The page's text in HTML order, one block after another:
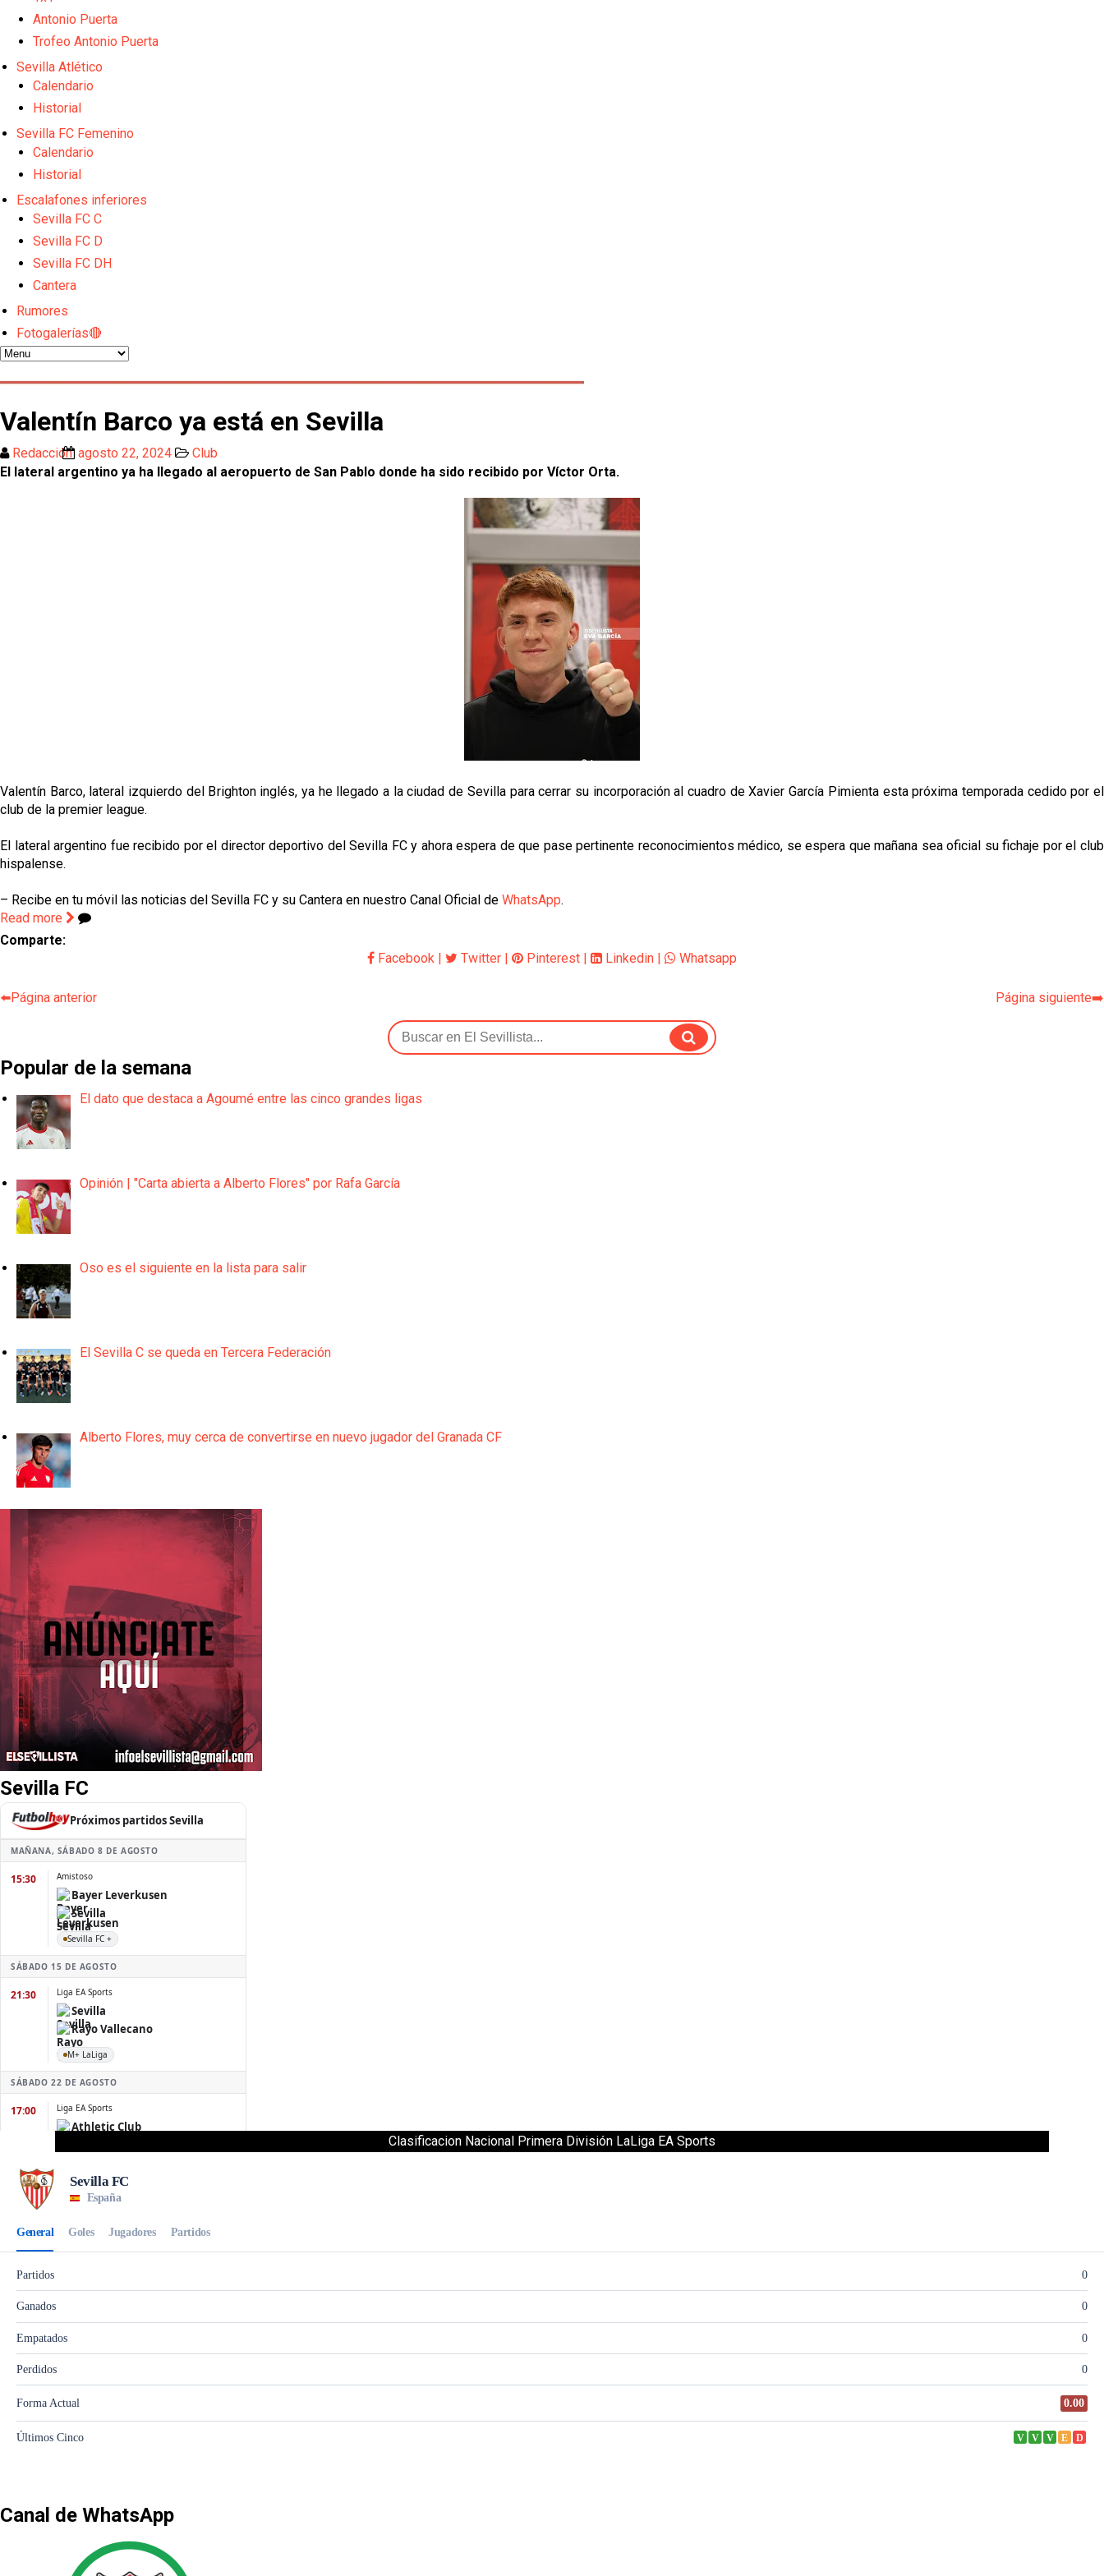
Vargas y Sow se incorporan al grupo en la sesión del martes
Patrick Mercado no jugará en el Sevilla FC
Nico Guillén:"Es importante que el equipo sea una familia y se refleje en el campo"
Antonio Puerta
Trofeo Antonio Puerta
Sevilla Atlético
Calendario
Historial
Sevilla FC Femenino
Calendario
Historial
Escalafones inferiores
Sevilla FC C
Sevilla FC D
Sevilla FC DH
Cantera
Rumores
Fotogalerías🔴
Valentín Barco ya está en Sevilla
Redacción agosto 22, 2024
Club
El lateral argentino ya ha llegado al aeropuerto de San Pablo donde ha sido recibido por Víctor Orta.
Valentín Barco, lateral izquierdo del Brighton inglés, ya he llegado a la ciudad de Sevilla para cerrar su incorporación al cuadro de Xavier García Pimienta esta próxima temporada cedido por el
club de la premier league.
El lateral argentino fue recibido por el director deportivo del Sevilla FC y ahora espera de que pase pertinente reconocimientos médico, se espera que mañana sea oficial su fichaje por el club
hispalense.
– Recibe en tu móvil las noticias del Sevilla FC y su Cantera en nuestro Canal Oficial de WhatsApp.
Read more
Comparte:
Facebook | Twitter | Pinterest | Linkedin | Whatsapp
⬅️Página anterior Página siguiente➡️
Popular de la semana
El dato que destaca a Agoumé entre las cinco grandes ligas
Opinión | "Carta abierta a Alberto Flores" por Rafa García
Oso es el siguiente en la lista para salir
El Sevilla C se queda en Tercera Federación
Alberto Flores, muy cerca de convertirse en nuevo jugador del Granada CF
Sevilla FC
Clasificacion Nacional Primera División LaLiga EA Sports
Canal de WhatsApp